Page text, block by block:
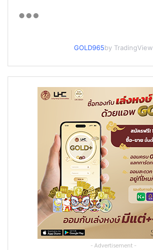
GOLD965by TradingView
- Advertisement -